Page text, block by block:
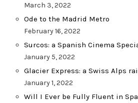
March 3, 2022
Ode to the Madrid Metro
February 16, 2022
Surcos: a Spanish Cinema
January 5, 2022
Glacier Express: a Swiss Alps
January 1, 2022
Will I Ever be Fully Fluent in